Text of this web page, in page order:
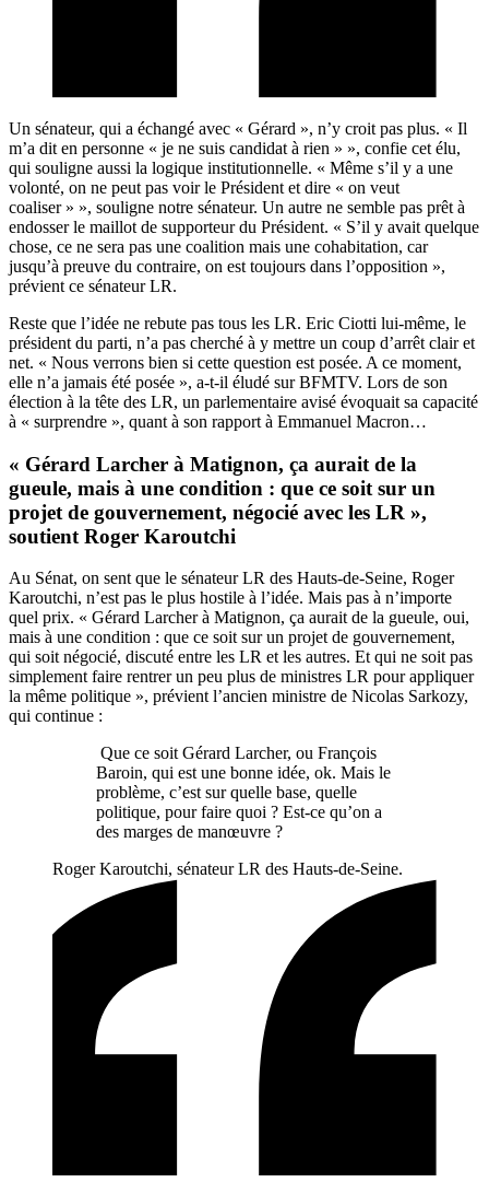
Un sénateur, qui a échangé avec « Gérard », n’y croit pas plus. « Il
m’a dit en personne « je ne suis candidat à rien » », confie cet élu,
qui souligne aussi la logique institutionnelle. « Même s’il y a une
volonté, on ne peut pas voir le Président et dire « on veut
coaliser » », souligne notre sénateur. Un autre ne semble pas prêt à
endosser le maillot de supporteur du Président. « S’il y avait quelque
chose, ce ne sera pas une coalition mais une cohabitation, car
jusqu’à preuve du contraire, on est toujours dans l’opposition »,
prévient ce sénateur LR.
Reste que l’idée ne rebute pas tous les LR. Eric Ciotti lui-même, le
président du parti, n’a pas cherché à y mettre un coup d’arrêt clair et
net. « Nous verrons bien si cette question est posée. A ce moment,
elle n’a jamais été posée », a-t-il éludé sur BFMTV. Lors de son
élection à la tête des LR, un parlementaire avisé évoquait sa capacité
à « surprendre », quant à son rapport à Emmanuel Macron…
« Gérard Larcher à Matignon, ça aurait de la
gueule, mais à une condition : que ce soit sur un
projet de gouvernement, négocié avec les LR »,
soutient Roger Karoutchi
Au Sénat, on sent que le sénateur LR des Hauts-de-Seine, Roger
Karoutchi, n’est pas le plus hostile à l’idée. Mais pas à n’importe
quel prix. « Gérard Larcher à Matignon, ça aurait de la gueule, oui,
mais à une condition : que ce soit sur un projet de gouvernement,
qui soit négocié, discuté entre les LR et les autres. Et qui ne soit pas
simplement faire rentrer un peu plus de ministres LR pour appliquer
la même politique », prévient l’ancien ministre de Nicolas Sarkozy,
qui continue :
Que ce soit Gérard Larcher, ou François
Baroin, qui est une bonne idée, ok. Mais le
problème, c’est sur quelle base, quelle
politique, pour faire quoi ? Est-ce qu’on a
des marges de manœuvre ?
Roger Karoutchi, sénateur LR des Hauts-de-Seine.